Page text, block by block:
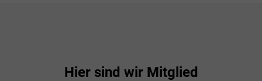
Hier sind wir Mitglied